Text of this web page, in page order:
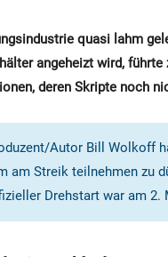
quasi lahm
angeheizt wird,
deren Skripte noch
Autor Bill Wolkoff
am Streik teilnehmen zu
Drehstart war am 2.